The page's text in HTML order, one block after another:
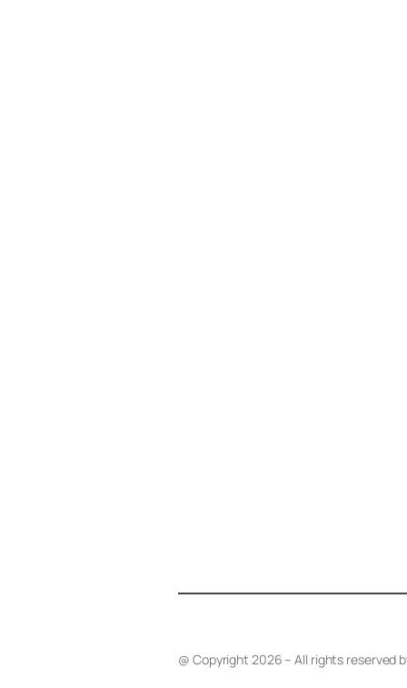
@ Copyright 2026 – All rights reserved